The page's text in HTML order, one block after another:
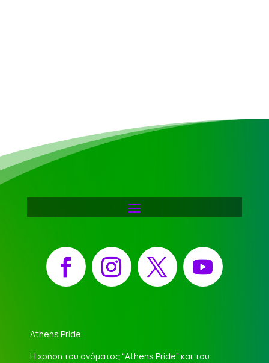
Facebook Instagram X YouTube
Athens Pride
Η χρήση του ονόματος “Athens Pride” και του